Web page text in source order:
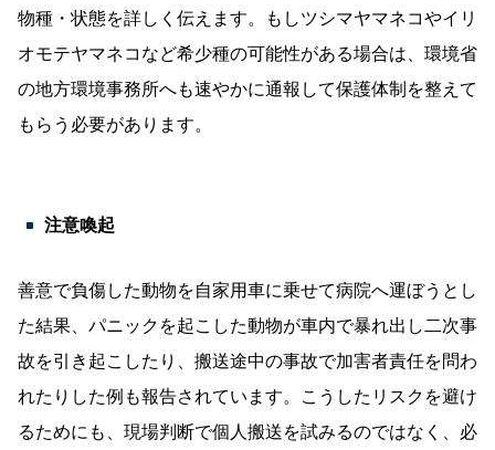
物種・状態を詳しく伝えます。もしツシマヤマネコやイリ
オモテヤマネコなど希少種の可能性がある場合は、環境省
の地方環境事務所へも速やかに通報して保護体制を整えて
もらう必要があります。
注意喚起
善意で負傷した動物を自家用車に乗せて病院へ運ぼうとし
た結果、パニックを起こした動物が車内で暴れ出し二次事
故を引き起こしたり、搬送途中の事故で加害者責任を問わ
れたりした例も報告されています。こうしたリスクを避け
るためにも、現場判断で個人搬送を試みるのではなく、必